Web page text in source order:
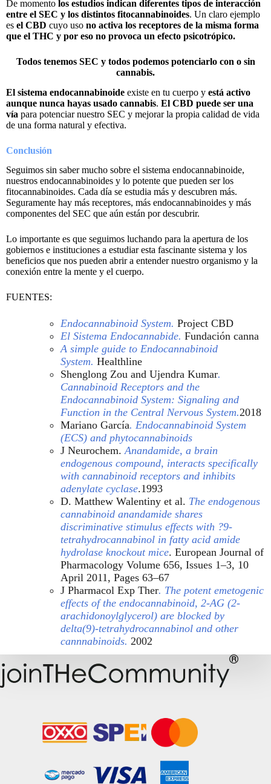
De momento los estudios indican diferentes tipos de interacción
entre el SEC y los distintos fitocannabinoides. Un claro ejemplo
es el CBD cuyo uso no activa los receptores de la misma forma
que el THC y por eso no provoca un efecto psicotrópico.
Todos tenemos SEC y todos podemos potenciarlo con o sin
cannabis.
El sistema endocannabinoide existe en tu cuerpo y está activo
aunque nunca hayas usado cannabis. El CBD puede ser una
vía para potenciar nuestro SEC y mejorar la propia calidad de vida
de una forma natural y efectiva.
Conclusión
Seguimos sin saber mucho sobre el sistema endocannabinoide,
nuestros endocannabinoides y lo potente que pueden ser los
fitocannabinoides. Cada día se estudia más y descubren más.
Seguramente hay más receptores, más endocannabinoides y más
componentes del SEC que aún están por descubrir.
Lo importante es que seguimos luchando para la apertura de los
gobiernos e instituciones a estudiar esta fascinante sistema y los
beneficios que nos pueden abrir a entender nuestro organismo y la
conexión entre la mente y el cuerpo.
FUENTES:
Endocannabinoid System. Project CBD
El Sistema Endocannabide. Fundación canna
A simple guide to Endocannabinoid
System. Healthline
Shenglong Zou and Ujendra Kumar.
Cannabinoid Receptors and the
Endocannabinoid System: Signaling and
Function in the Central Nervous System.2018
Mariano García. Endocannabinoid System
(ECS) and phytocannabinoids
J Neurochem.Anandamide, a brain
endogenous compound, interacts specifically
with cannabinoid receptors and inhibits
adenylate cyclase.1993
D. Matthew Walentiny et al. The endogenous
cannabinoid anandamide shares
discriminative stimulus effects with ?9-
tetrahydrocannabinol in fatty acid amide
hydrolase knockout mice. European Journal of
Pharmacology Volume 656, Issues 1–3, 10
April 2011, Pages 63–67
J Pharmacol Exp Ther. The potent emetogenic
effects of the endocannabinoid, 2-AG (2-
arachidonoylglycerol) are blocked by
delta(9)-tetrahydrocannabinol and other
cannnabinoids. 2002